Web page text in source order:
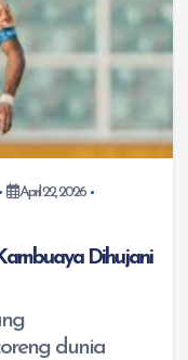
April 22, 2026
Dihujani
dunia